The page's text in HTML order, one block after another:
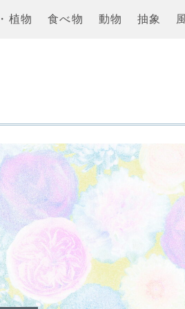
植物 食べ物 動物 抽象